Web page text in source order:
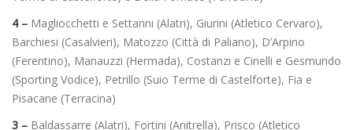
4 – Magliocchetti e Settanni (Alatri), Giurini (Atletico Cervaro),
Barchiesi (Casalvieri), Matozzo (Città di Paliano), D’Arpino
(Ferentino), Manauzzi (Hermada), Costanzi e Cinelli e Gesmundo
(Sporting Vodice), Petrillo (Suio Terme di Castelforte), Fia e
Pisacane (Terracina)
3 – Baldassarre (Alatri), Fortini (Anitrella), Prisco (Atletico